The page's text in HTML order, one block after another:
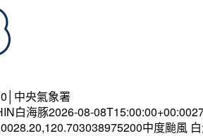
中央氣象署
白海豚2026-08-
中度颱風